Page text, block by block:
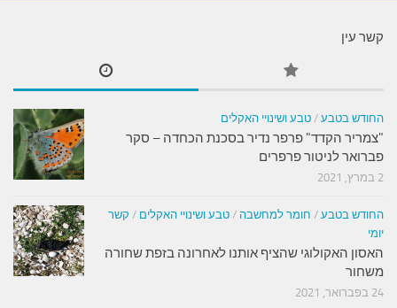
קשר עין
החודש בטבע / טבע ושינויי האקלים
"צמריר הקדד" פרפר נדיר בסכנת הכחדה – סקר
פברואר לניטור פרפרים
2 במרץ, 2021
החודש בטבע / חומר למחשבה / טבע ושינויי האקלים / קשר
יומי
האסון האקולוגי שהציף אותנו לאחרונה בזפת שחורה
משחור
24 בפברואר, 2021